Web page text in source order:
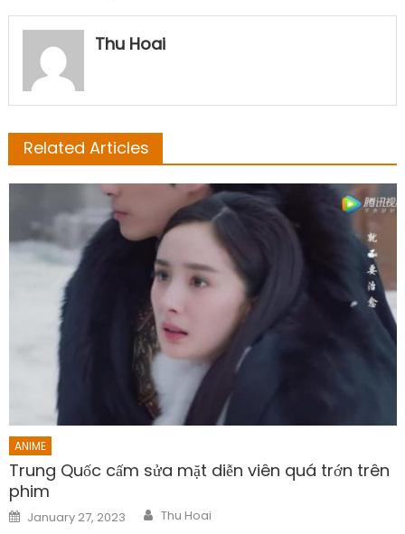
Thu Hoai
Related Articles
ANIME
Trung Quốc cấm sửa mặt diễn viên quá trớn trên
phim
Posted
on
January 27, 2023 Author
Thu Hoai